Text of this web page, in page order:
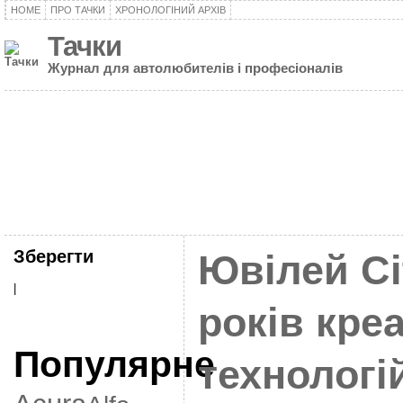
HOME ПРО ТАЧКИ ХРОНОЛОГІНИЙ АРХІВ
Тачки
Журнал для автолюбителів і професіоналів
Зберегти
Популярне
Ювілей
років